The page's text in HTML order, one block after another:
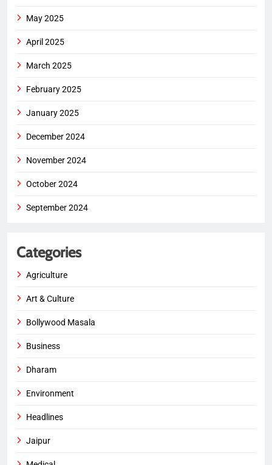
May 2025
April 2025
March 2025
February 2025
January 2025
December 2024
November 2024
October 2024
September 2024
Categories
Agriculture
Art & Culture
Bollywood Masala
Business
Dharam
Environment
Headlines
Jaipur